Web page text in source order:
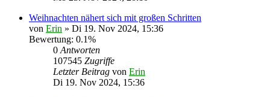
Weihnachten nähert sich mit großen Schritten
von Erin » Di 19. Nov 2024, 15:36
Bewertung: 0.1%
0 Antworten
107545 Zugriffe
Letzter Beitrag von Erin
Di 19. Nov 2024, 15:36